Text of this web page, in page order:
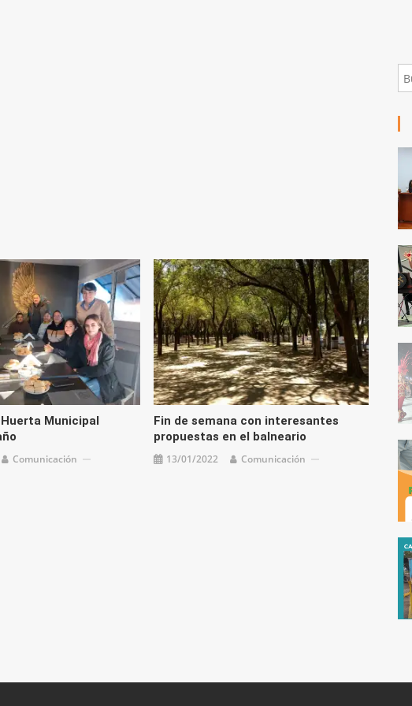
Municipal
Comunicación
Fin de semana con interesantes
propuestas en el balneario
13/01/2022 Comunicación